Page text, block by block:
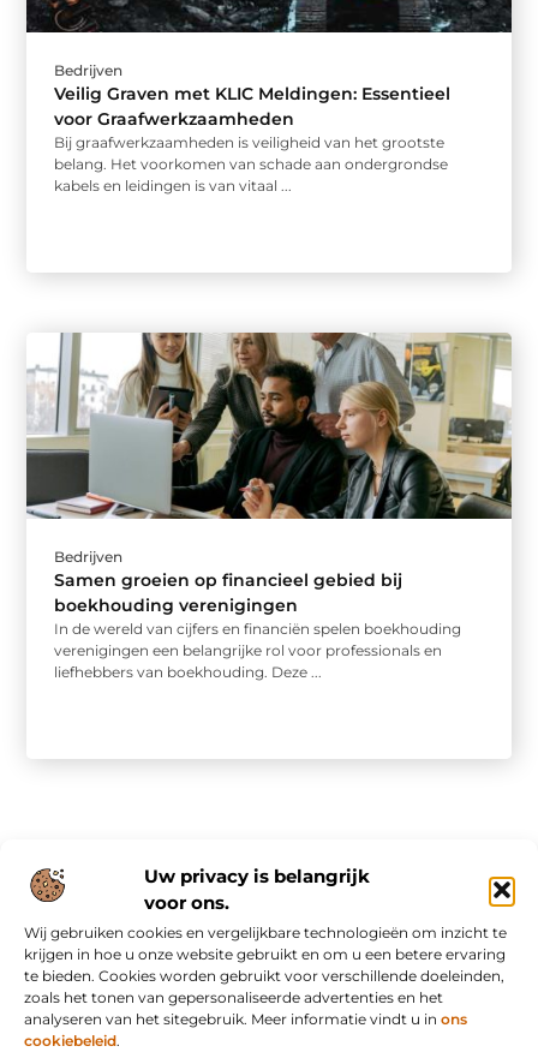
Uw privacy is belangrijk
voor ons.
Wij gebruiken cookies en vergelijkbare technologieën om inzicht te
krijgen in hoe u onze website gebruikt en om u een betere ervaring
te bieden. Cookies worden gebruikt voor verschillende doeleinden,
zoals het tonen van gepersonaliseerde advertenties en het
analyseren van het sitegebruik. Meer informatie vindt u in ons
cookiebeleid.
Bedrijven
Veilig Graven met KLIC Meldingen: Essentieel
voor Graafwerkzaamheden
Bij graafwerkzaamheden is veiligheid van het grootste
belang. Het voorkomen van schade aan ondergrondse
kabels en leidingen is van vitaal ...
Bedrijven
Samen groeien op financieel gebied bij
boekhouding verenigingen
In de wereld van cijfers en financiën spelen boekhouding
verenigingen een belangrijke rol voor professionals en
liefhebbers van boekhouding. Deze ...
Onze informatie